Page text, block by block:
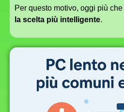
Per questo motivo, oggi più che
la scelta più intelligente.